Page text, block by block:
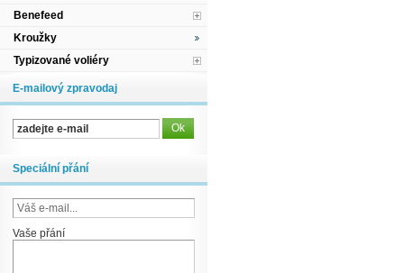
Benefeed
Kroužky
Typizované voliéry
E-mailový zpravodaj
Speciální přání
Vaše přání